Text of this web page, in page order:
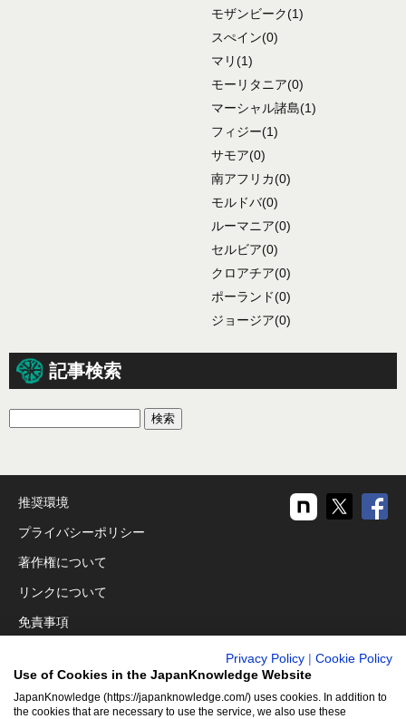
モザンビーク(1)
スぺイン(0)
マリ(1)
モーリタニア(0)
マーシャル諸島(1)
フィジー(1)
サモア(0)
南アフリカ(0)
モルドバ(0)
ルーマニア(0)
セルビア(0)
クロアチア(0)
ポーランド(0)
ジョージア(0)
記事検索
推奨環境
プライバシーポリシー
著作権について
リンクについて
免責事項
アクセシビリティ対応
クッキーポリシー
Privacy Policy
Cookie Policy
Use of Cookies in the JapanKnowledge Website
JapanKnowledge (https://japanknowledge.com/) uses cookies. In addition to
the cookies that are necessary to use the service, we also use these